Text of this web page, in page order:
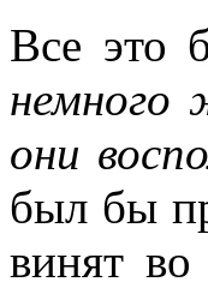
Все это
немного
они
был бы
винят